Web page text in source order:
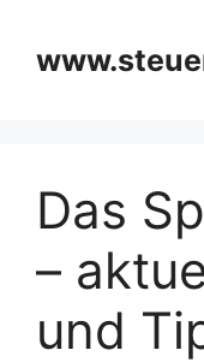
springen
Das
–
und